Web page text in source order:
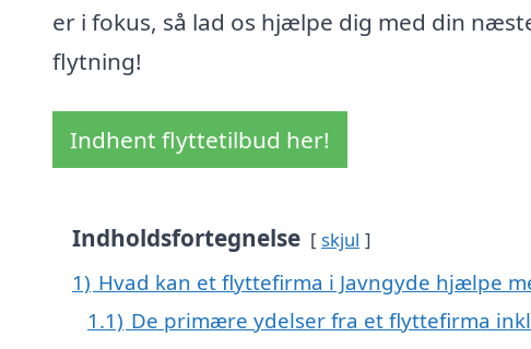
er i fokus, så lad os hjælpe dig med din
flytning!
Indhent flyttetilbud her!
Indholdsfortegnelse skjul
1) Hvad kan et flyttefirma i Javngyde hjælpe
1.1) De primære ydelser fra et flyttefirma